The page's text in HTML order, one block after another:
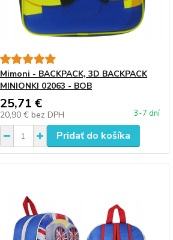
Mimoni - BACKPACK, 3D BACKPACK
MINIONKI 02063 - BOB
25,71 €
20,90 € bez DPH 3-7 dní
Pridať do košíka